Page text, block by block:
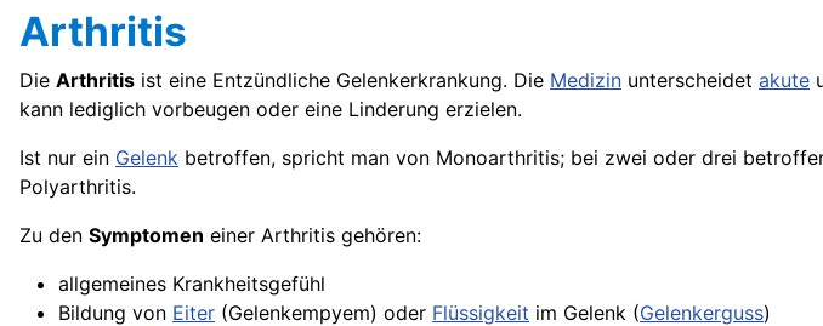
Arthritis
Die Arthritis ist eine Entzündliche Gelenkerkrankung. Die Medizin unterscheidet akute
kann lediglich vorbeugen oder eine Linderung erzielen.
Ist nur ein Gelenk betroffen, spricht man von Monoarthritis; bei zwei oder drei
Polyarthritis.
Zu den Symptomen einer Arthritis gehören:
allgemeines Krankheitsgefühl
Bildung von Eiter (Gelenkempyem) oder Flüssigkeit im Gelenk (Gelenkerguss)